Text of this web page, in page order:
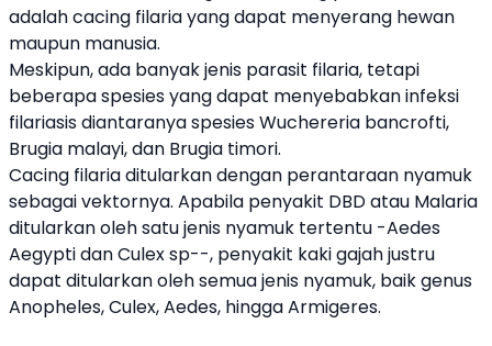
adalah cacing filaria yang dapat menyerang hewan
maupun manusia.
Meskipun, ada banyak jenis parasit filaria, tetapi
beberapa spesies yang dapat menyebabkan infeksi
filariasis diantaranya spesies Wuchereria bancrofti,
Brugia malayi, dan Brugia timori.
Cacing filaria ditularkan dengan perantaraan nyamuk
sebagai vektornya. Apabila penyakit DBD atau Malaria
ditularkan oleh satu jenis nyamuk tertentu -Aedes
Aegypti dan Culex sp--, penyakit kaki gajah justru
dapat ditularkan oleh semua jenis nyamuk, baik genus
Anopheles, Culex, Aedes, hingga Armigeres.